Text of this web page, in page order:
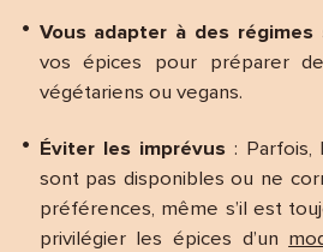
Vous adapter à des régimes
vos épices pour préparer
végétariens ou vegans.
Éviter les imprévus: Parfois,
sont pas disponibles ou ne
préférences, même s’il est
privilégier les épices d’un